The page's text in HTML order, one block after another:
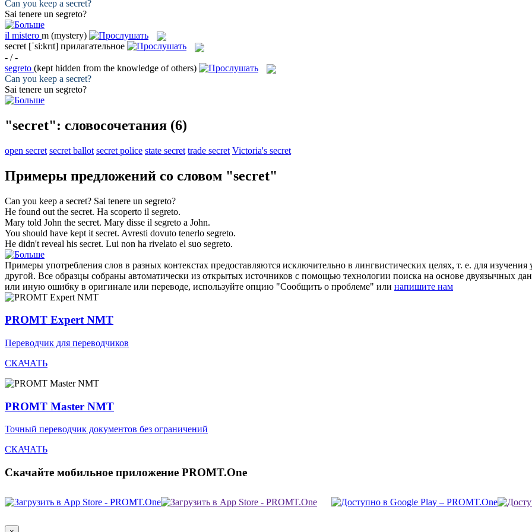
Can you keep a secret?
Sai tenere un segreto?
il mistero m (mystery)
secret [ˈsi:krɪt] прилагательное
- / -
segreto (kept hidden from the knowledge of others)
Can you keep a secret?
Sai tenere un segreto?
"secret": словосочетания (6)
open secret secret ballot secret police state secret trade secret Victoria's secret
Примеры предложений со словом "secret"
Can you keep a secret? Sai tenere un segreto?
He found out the secret. Ha scoperto il segreto.
Mary told John the secret. Mary disse il segreto a John.
You should have kept it secret. Avresti dovuto tenerlo segreto.
He didn't reveal his secret. Lui non ha rivelato el suo segreto.
Примеры употребления слов в разных контекстах предоставляются исключительно в лингвистических целях, т. е. для
другой. Все образцы собраны автоматически из открытых источников с помощью технологии поиска на основе двуязычных
или иную ошибку в оригинале или переводе, используйте опцию "Сообщить о проблеме" или напишите нам
PROMT Expert NMT
Переводчик для переводчиков
СКАЧАТЬ
PROMT Master NMT
Точный переводчик документов без ограничений
СКАЧАТЬ
Скачайте мобильное приложение PROMT.One